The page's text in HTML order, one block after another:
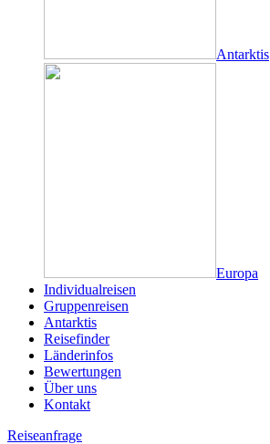
Antarktis
Europa
Individualreisen
Gruppenreisen
Antarktis
Reisefinder
Länderinfos
Bewertungen
Über uns
Kontakt
Reiseanfrage